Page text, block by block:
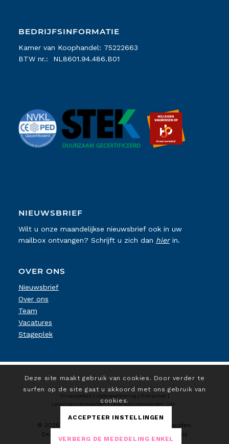
BEDRIJFSINFORMATIE
Kamer van Koophandel: 75222663
BTW nr.: NL8601.94.486.B01
NIEUWSBRIEF
Wilt u onze maandelijkse nieuwsbrief ook in uw
mailbox ontvangen? Schrijft u zich dan hierin.
OVER ONS
Nieuwsbrief
Over ons
Team
Vacatures
Stageplek
Privacybeleid | Cookieverklaring | Proclaimer|
Leveringsvoorwaarden|Leveringsvoorwaarden DM-
© 2026 D.I. Koeltechniek. Alle rechten voorbehouden.
Design & realisatie:
Lokale
Deze site maakt gebruik van cookies. Door verder te
surfen op de site gaat u akkoord met ons gebruik van
cookies.
ACCEPTEER INSTELLINGEN
VERBERG DE MEDEDELING ENKEL